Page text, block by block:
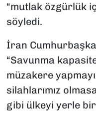
“mutlak özgürlük
söyledi.
İran
“Savunma
müzakere
silahlarımız
gibi ülkeyi yerle